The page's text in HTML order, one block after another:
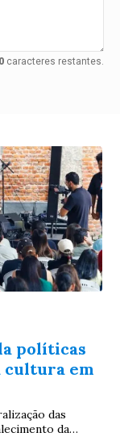
caracteres restantes.
políticas
cultura em
das
da